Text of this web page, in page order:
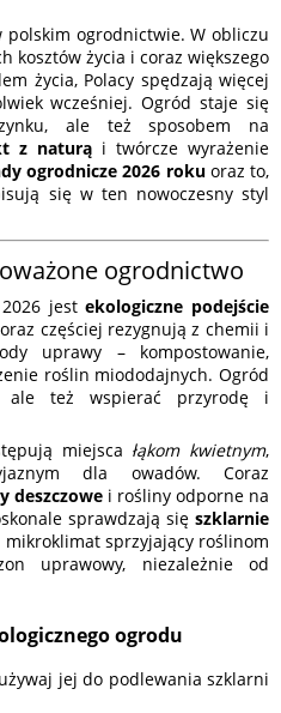
polskim ogrodnictwie. W obliczu
kosztów życia i coraz większego
życia, Polacy spędzają więcej
wcześniej. Ogród staje się
ale też sposobem na
z naturą i twórcze wyrażenie
ogrodnicze 2026 rokuoraz to,
się w ten nowoczesny styl
ogrodnictwo
2026 jestekologiczne podejście
częściej rezygnują z chemii i
uprawy – kompostowanie,
roślin miododajnych. Ogród
też wspierać przyrodę i
miejsca łąkom kwietnym,
dla owadów. Coraz
deszczowe i rośliny odporne na
sprawdzają się szklarnie
sprzyjający roślinom
uprawowy, niezależnie od
ogrodu
jej do podlewania szklarni